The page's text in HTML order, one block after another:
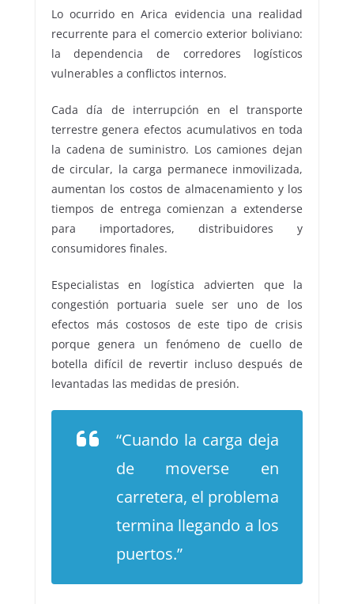
Lo ocurrido en Arica evidencia una realidad
recurrente para el comercio exterior boliviano:
la dependencia de corredores logísticos
vulnerables a conflictos internos.
Cada día de interrupción en el transporte
terrestre genera efectos acumulativos en toda
la cadena de suministro. Los camiones dejan
de circular, la carga permanece inmovilizada,
aumentan los costos de almacenamiento y los
tiempos de entrega comienzan a extenderse
para importadores, distribuidores y
consumidores finales.
Especialistas en logística advierten que la
congestión portuaria suele ser uno de los
efectos más costosos de este tipo de crisis
porque genera un fenómeno de cuello de
botella difícil de revertir incluso después de
levantadas las medidas de presión.
“Cuando la carga deja
de moverse en
carretera, el problema
termina llegando a los
puertos.”